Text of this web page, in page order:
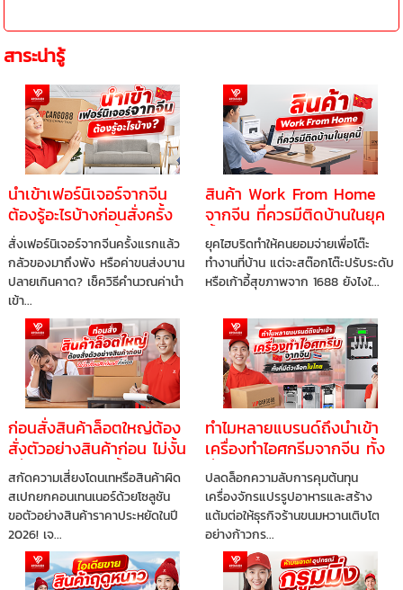
สาระน่ารู้
นำเข้าเฟอร์นิเจอร์จากจีน
ต้องรู้อะไรบ้างก่อนสั่งครั้ง
แรก ไม่ให้พลาดทั้งเงินและ
เวลา
สั่งเฟอร์นิเจอร์จากจีนครั้งแรกแล้ว
กลัวของมาถึงพัง หรือค่าขนส่งบาน
ปลายเกินคาด? เช็ควิธีคำนวณค่านำ
เข้า...
สินค้า Work From Home
จากจีน ที่ควรมีติดบ้านในยุค
นี้ จัดโต๊ะทำงานให้ปังแบบไม่
ต้องจ่ายแพง
ยุคไฮบริดทำให้คนยอมจ่ายเพื่อโต๊ะ
ทำงานที่บ้าน แต่จะสต๊อกโต๊ะปรับระดับ
หรือเก้าอี้สุขภาพจาก 1688 ยังไงใ...
ก่อนสั่งสินค้าล็อตใหญ่ต้อง
สั่งตัวอย่างสินค้าก่อน ไม่งั้น
เสี่ยงเสียเงินฟรีทั้งล็อต
สกัดความเสี่ยงโดนเทหรือสินค้าผิด
สเปกยกคอนเทนเนอร์ด้วยโซลูชัน
ขอตัวอย่างสินค้าราคาประหยัดในปี
2026! เจ...
ทำไมหลายแบรนด์ถึงนำเข้า
เครื่องทำไอศกรีมจากจีน ทั้ง
ที่มีตัวเลือกในไทย
ปลดล็อกความลับการคุมต้นทุน
เครื่องจักรแปรรูปอาหารและสร้าง
แต้มต่อให้ธุรกิจร้านขนมหวานเติบโต
อย่างก้าวกร...